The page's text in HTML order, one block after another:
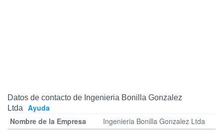
Datos de contacto de Ingenieria Bonilla Gonzalez
Ltda
Ayuda
Ingenieria Bonilla Gonzalez Ltda